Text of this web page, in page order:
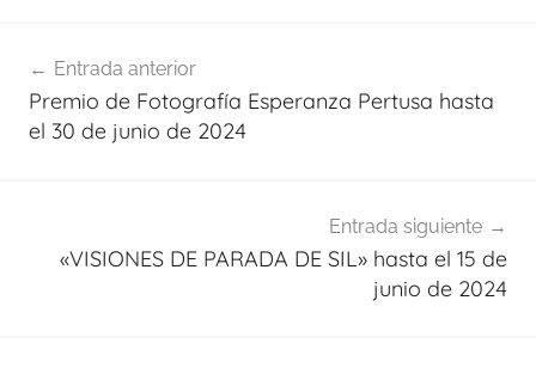
de
entradas
Entrada anterior
Premio de Fotografía Esperanza Pertusa hasta
el 30 de junio de 2024
Entrada siguiente
«VISIONES DE PARADA DE SIL» hasta el 15 de
junio de 2024